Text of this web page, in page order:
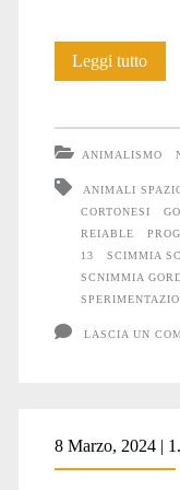
Leggi tuttoLa
nello
e
ANIMALISMO
ANIMALI
CORTONESI
REIABLE
13
SCIMMIA
SCNIMMIA
LASCIA UN
8 Marzo, 2024 |